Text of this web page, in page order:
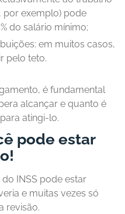
por exemplo) pode
do salário mínimo;
em muitos casos,
pelo teto.
é fundamental
alcançar e quanto é
atingi-lo.
pode estar
INSS pode estar
e muitas vezes só
revisão.